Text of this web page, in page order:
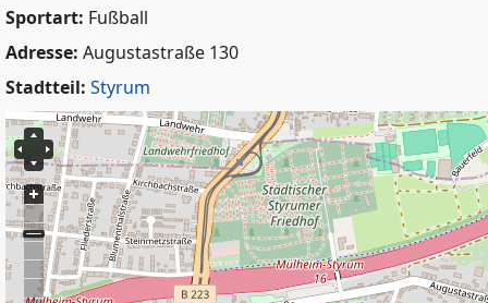
Sportart: Fußball
Adresse: Augustastraße 130
Stadtteil: Styrum